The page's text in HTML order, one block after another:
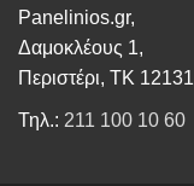
Panelinios.gr,
Δαμοκλέους 1,
Περιστέρι, ΤΚ 12131
Τηλ.: 211 100 10 60